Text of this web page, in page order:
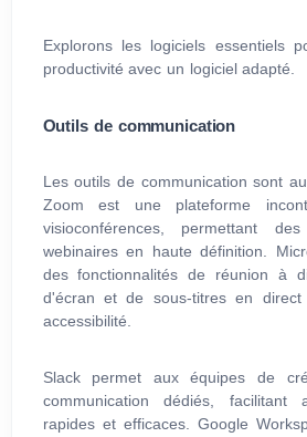
Explorons les logiciels essentiels
productivité avec un logiciel adapté.
Outils de communication
Les outils de communication sont
Zoom est une plateforme
visioconférences, permettant
webinaires en haute définition.
des fonctionnalités de réunion à
d'écran et de sous-titres en
accessibilité.
Slack permet aux équipes de
communication dédiés, facilitant
rapides et efficaces. Google